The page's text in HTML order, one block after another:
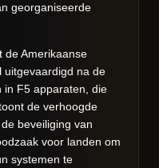
georganiseerde
de Amerikaanse
uitgevaardigd na de
in F5 apparaten, die
de verhoogde
beveiliging van
voor landen om
systemen te